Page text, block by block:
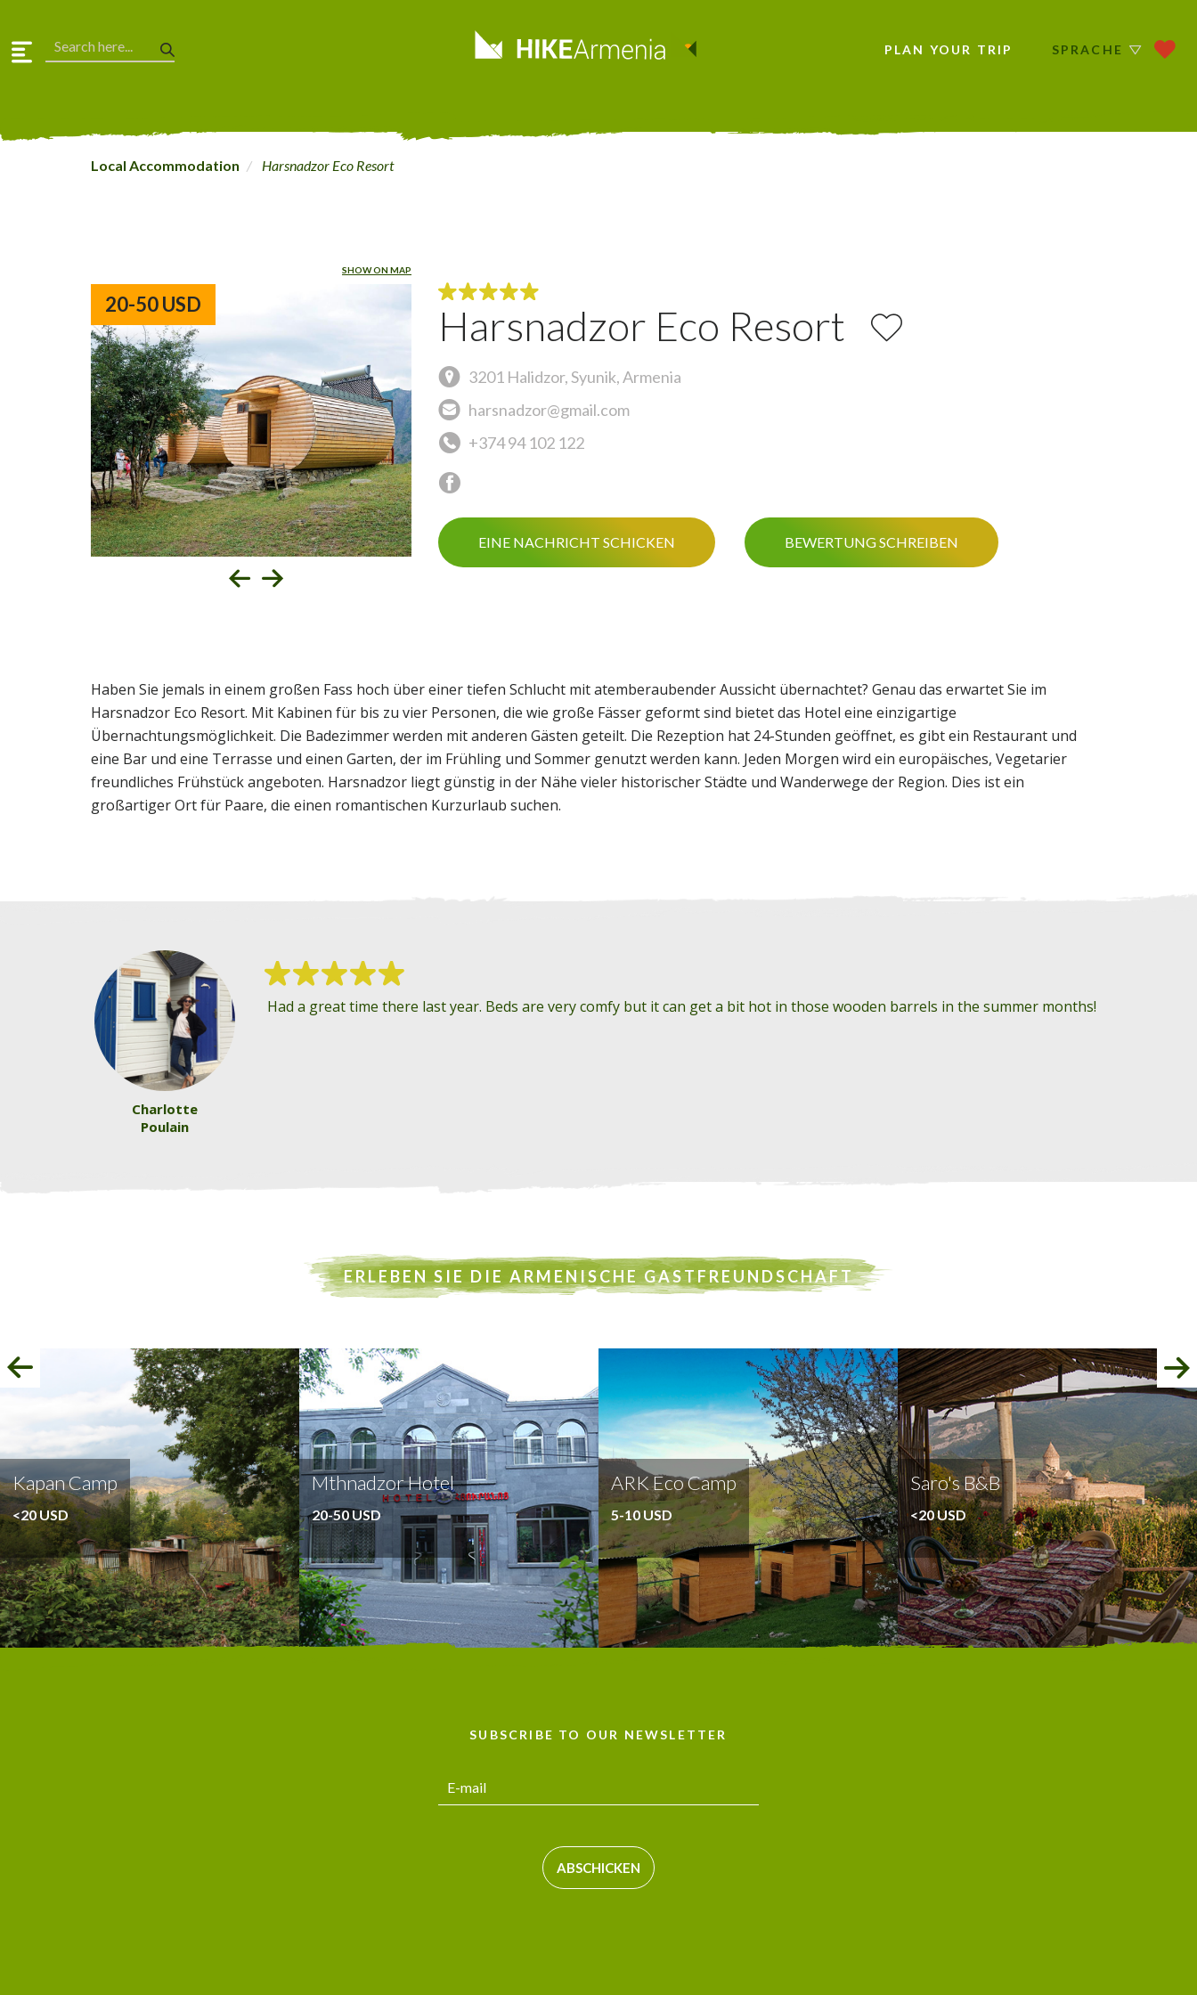
PLAN YOUR TRIP SPRACHE
Local Accommodation Harsnadzor Eco Resort
SHOW ON MAP
20-50 USD Harsnadzor Eco Resort
3201 Halidzor, Syunik, Armenia
harsnadzor@gmail.com
+374 94 102 122
EINE NACHRICHT SCHICKEN BEWERTUNG SCHREIBEN
Haben Sie jemals in einem großen Fass hoch über einer tiefen Schlucht mit atemberaubender Aussicht übernachtet? Genau das erwartet Sie im
Harsnadzor Eco Resort. Mit Kabinen für bis zu vier Personen, die wie große Fässer geformt sind bietet das Hotel eine einzigartige
Übernachtungsmöglichkeit. Die Badezimmer werden mit anderen Gästen geteilt. Die Rezeption hat 24-Stunden geöffnet, es gibt ein Restaurant und
eine Bar und eine Terrasse und einen Garten, der im Frühling und Sommer genutzt werden kann. Jeden Morgen wird ein europäisches, Vegetarier
freundliches Frühstück angeboten. Harsnadzor liegt günstig in der Nähe vieler historischer Städte und Wanderwege der Region. Dies ist ein
großartiger Ort für Paare, die einen romantischen Kurzurlaub suchen.
Charlotte
Poulain
Had a great time there last year. Beds are very comfy but it can get a bit hot in those wooden barrels in the summer months!
ERLEBEN SIE DIE ARMENISCHE GASTFREUNDSCHAFT
Kapan Camp
<20 USD
Mthnadzor Hotel
20-50 USD
ARK Eco Camp
5-10 USD
Saro's B&B
<20 USD
SUBSCRIBE TO OUR NEWSLETTER
ABSCHICKEN